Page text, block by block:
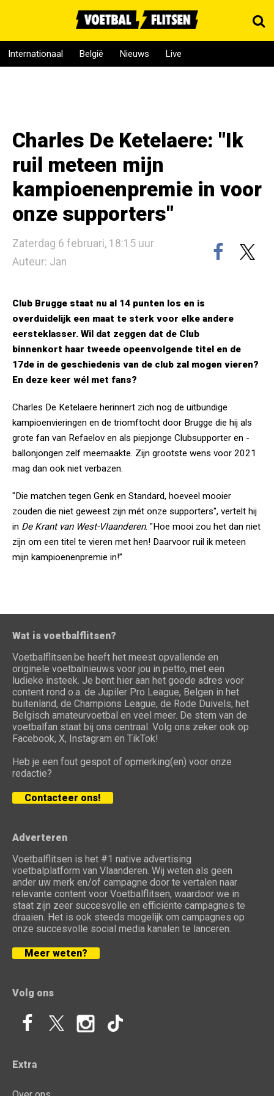
Internationaal België Nieuws Live
Charles De Ketelaere: "Ik
ruil meteen mijn
kampioenenpremie in voor
onze supporters"
Zaterdag 6 februari, 18:15 uur
Auteur: Jan
Club Brugge staat nu al 14 punten los en is
overduidelijk een maat te sterk voor elke andere
eersteklasser. Wil dat zeggen dat de Club
binnenkort haar tweede opeenvolgende titel en de
17de in de geschiedenis van de club zal mogen vieren?
En deze keer wél met fans?
Charles De Ketelaere herinnert zich nog de uitbundige
kampioenvieringen en de triomftocht door Brugge die hij als
grote fan van Refaelov en als piepjonge Clubsupporter en -
ballonjongen zelf meemaakte. Zijn grootste wens voor 2021
mag dan ook niet verbazen.
"Die matchen tegen Genk en Standard, hoeveel mooier
zouden die niet geweest zijn mét onze supporters", vertelt hij
in De Krant van West-Vlaanderen. "Hoe mooi zou het dan niet
zijn om een titel te vieren met hen! Daarvoor ruil ik meteen
mijn kampioenenpremie in!”
Wat is voetbalflitsen?
Voetbalflitsen.be heeft het meest opvallende en
originele voetbalnieuws voor jou in petto, met een
ludieke insteek. Je bent hier aan het goede adres voor
content rond o.a. de Jupiler Pro League, Belgen in het
buitenland, de Champions League, de Rode Duivels, het
Belgisch amateurvoetbal en veel meer. De stem van de
voetbalfan staat bij ons centraal. Volg ons zeker ook op
Facebook, X, Instagram en TikTok!
Heb je een fout gespot of opmerking(en) voor onze
redactie?
Contacteer ons!
Adverteren
Voetbalflitsen is het #1 native advertising
voetbalplatform van Vlaanderen. Wij weten als geen
ander uw merk en/of campagne door te vertalen naar
relevante content voor Voetbalflitsen, waardoor we in
staat zijn zeer succesvolle en efficiënte campagnes te
draaien. Het is ook steeds mogelijk om campagnes op
onze succesvolle social media kanalen te lanceren.
Meer weten?
Volg ons
Extra